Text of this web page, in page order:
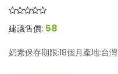
建議售價: 58
奶素保存期限:18個月產地:台灣